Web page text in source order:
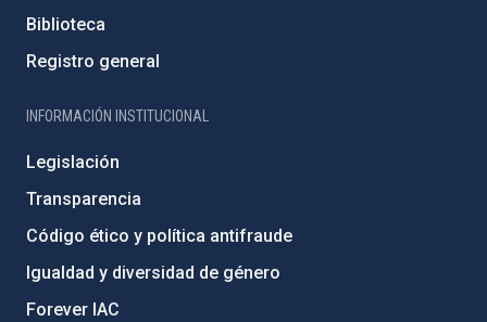
Biblioteca
Registro general
INFORMACIÓN INSTITUCIONAL
Legislación
Transparencia
Código ético y política antifraude
Igualdad y diversidad de género
Forever IAC